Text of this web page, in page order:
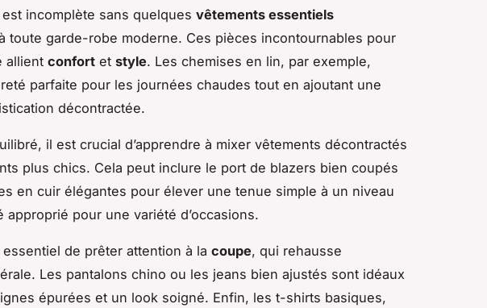
est incomplète sans quelques vêtements essentiels
toute garde-robe moderne. Ces pièces incontournables pour
allient confort et style. Les chemises en lin, par exemple,
parfaite pour les journées chaudes tout en ajoutant une
décontractée.
il est crucial d’apprendre à mixer vêtements décontractés
plus chics. Cela peut inclure le port de blazers bien coupés
en cuir élégantes pour élever une tenue simple à un niveau
approprié pour une variété d’occasions.
de prêter attention à la coupe, qui rehausse
Les pantalons chino ou les jeans bien ajustés sont idéaux
épurées et un look soigné. Enfin, les t-shirts basiques,